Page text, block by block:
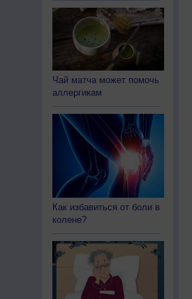
Чай матча может помочь
аллергикам
Как избавиться от боли в
колене?